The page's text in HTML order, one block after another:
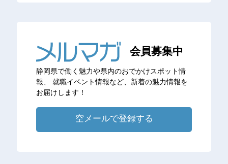
会員募集中
静岡県で働く魅力や県内のおでかけスポット情
報、
就職イベント情報など、新着の魅力情報を
お届けします！
空メールで登録する